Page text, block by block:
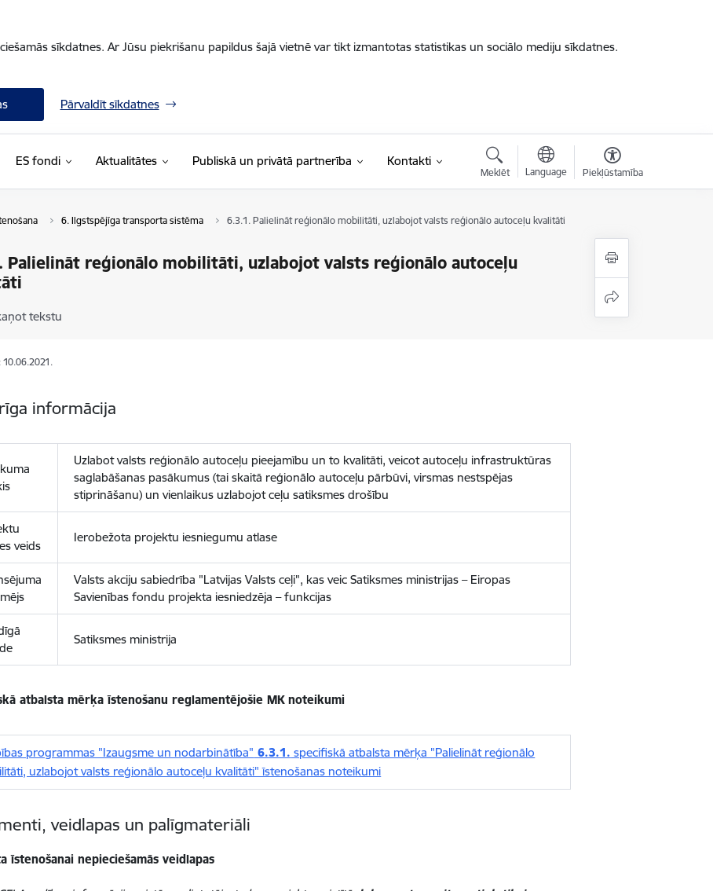
sīkdatnes. Ar Jūsu piekrišanu papildus šajā vietnē var tikt izmantotas statistikas un sociālo mediju sīkdatnes.
Pārvaldīt sīkdatnes
ES fondi Aktualitātes Publiskā un privātā partnerība Kontakti
Meklēt Language Piekļūstamība
6. Ilgstspējīga transporta sistēma 6.3.1. Palielināt reģionālo mobilitāti, uzlabojot valsts reģionālo autoceļu kvalitāti
Palielināt reģionālo mobilitāti, uzlabojot valsts reģionālo autoceļu
tekstu
informācija
Uzlabot valsts reģionālo autoceļu pieejamību un to kvalitāti, veicot autoceļu infrastruktūras
saglabāšanas pasākumus (tai skaitā reģionālo autoceļu pārbūvi, virsmas nestspējas
stiprināšanu) un vienlaikus uzlabojot ceļu satiksmes drošību
veids
Ierobežota projektu iesniegumu atlase
Valsts akciju sabiedrība "Latvijas Valsts ceļi", kas veic Satiksmes ministrijas – Eiropas
Savienības fondu projekta iesniedzēja – funkcijas
Satiksmes ministrija
atbalsta mērķa īstenošanu reglamentējošie MK noteikumi
programmas "Izaugsme un nodarbinātība" 6.3.1. specifiskā atbalsta mērķa "Palielināt reģionālo
uzlabojot valsts reģionālo autoceļu kvalitāti" īstenošanas noteikumi
veidlapas un palīgmateriāli
īstenošanai nepieciešamās veidlapas